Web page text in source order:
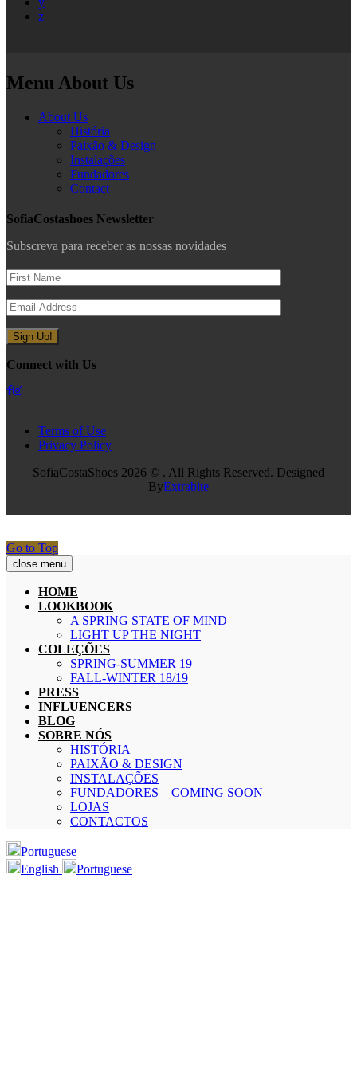
z
Menu About Us
About Us
História
Paixão & Design
Instalações
Fundadores
Contact
SofiaCostashoes Newsletter
Subscreva para receber as nossas novidades
Connect with Us
Terms of Use
Privacy Policy
SofiaCostaShoes 2026 © . All Rights Reserved. Designed
ByExtrabite
Go to Top
close menu
HOME
LOOKBOOK
A SPRING STATE OF MIND
LIGHT UP THE NIGHT
COLEÇÕES
SPRING-SUMMER 19
FALL-WINTER 18/19
PRESS
INFLUENCERS
BLOG
SOBRE NÓS
HISTÓRIA
PAIXÃO & DESIGN
INSTALAÇÕES
FUNDADORES – COMING SOON
LOJAS
CONTACTOS
Portuguese
English
Portuguese